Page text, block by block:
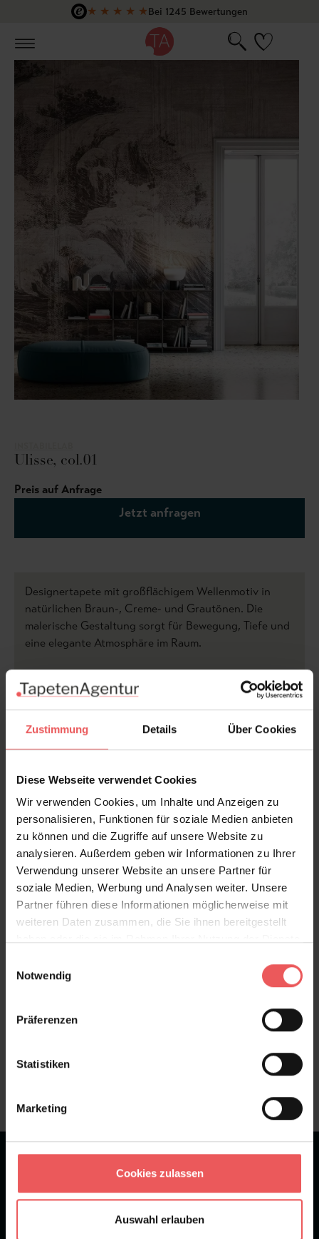
Zustimmung Details Über Cookies
Diese Webseite verwendet Cookies
Wir verwenden Cookies, um Inhalte und Anzeigen zu
personalisieren, Funktionen für soziale Medien anbieten
zu können und die Zugriffe auf unsere Website zu
analysieren. Außerdem geben wir Informationen zu Ihrer
Verwendung unserer Website an unsere Partner für
soziale Medien, Werbung und Analysen weiter. Unsere
Partner führen diese Informationen möglicherweise mit
weiteren Daten zusammen, die Sie ihnen bereitgestellt
Notwendig
Präferenzen
Statistiken
Marketing
Cookies zulassen
Auswahl erlauben
Zum Hauptinhalt springen
★ ★ ★ ★ ★Bei 1245 Bewertungen
Ulisse, col.01
Preis auf Anfrage
Jetzt anfragen
Designertapete mit großflächigem Wellenmotiv in
natürlichen Braun-, Creme- und Grautönen. Die
malerische Gestaltung sorgt für Bewegung, Tiefe und
eine elegante Atmosphäre im Raum.
Die Tapete wird individuell auf Maß gefertigt und
passgenau an Ihre Wand angepasst. Ideal für
Objektbereiche.
Wir beraten Sie gerne bezüglich der Ausfertigung im
Produktdetails
Versand & Zahlung
Bewertungen
Frage stellen
Newsletter